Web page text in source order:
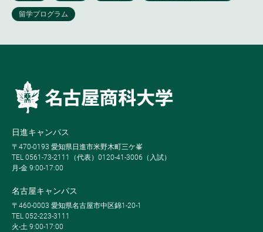
日進キャンパス
〒470-0193 愛知県日進市米野木町三ケ峯
TEL 0561-73-2111（代表）0120-41-3006（入試）
月-金 9:00-17:00
名古屋キャンパス
〒460-0003 愛知県名古屋市中区錦1-20-1
TEL 052-223-3111
火-土 9:00-17:00